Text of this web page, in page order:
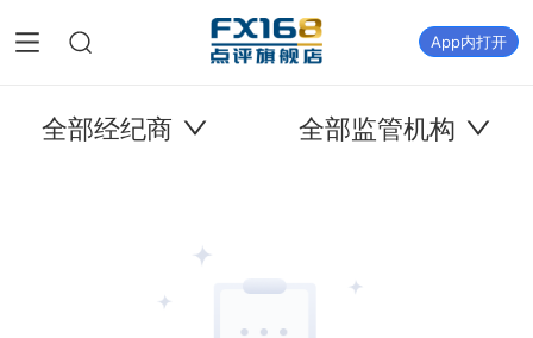
App内打开
全部经纪商 全部监管机构